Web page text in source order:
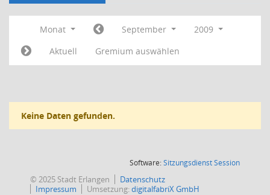
Monat September
2009
Aktuell
Gremium auswählen
Keine Daten gefunden.
Software:SitzungsdienstSession(Wird in
© 2025 Stadt Erlangen
Datenschutz
Impressum
Umsetzung:digitalfabriX GmbH